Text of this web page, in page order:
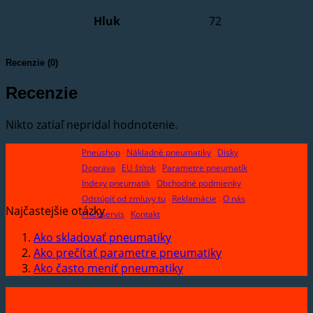
Hluk 72
Recenzie (0)
Recenzie
Nikto zatiaľ nepridal hodnotenie.
Pneushop Nákladné pneumatiky
Disky
Doprava
EU štítok
Parametre pneumatík
Indexy pneumatik Obchodné podmienky
Odstúpiť od zmluvy tu
Reklamácie O nás
Pneuservis
Kontakt
Najčastejšie otázky
Ako skladovať pneumatiky
Ako prečítať parametre pneumatiky
Ako často meniť pneumatiky